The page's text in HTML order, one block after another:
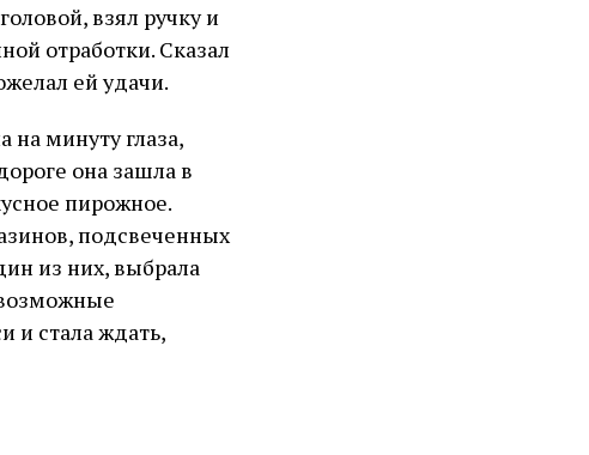
взял ручку и
отработки. Сказал
ей удачи.
на минуту глаза,
она зашла в
пирожное.
подсвеченных
из них, выбрала
и стала ждать,